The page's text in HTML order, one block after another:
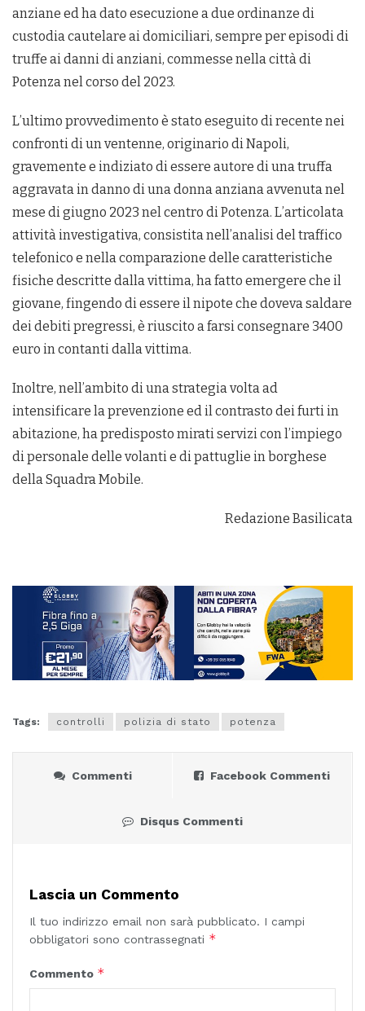
anziane ed ha dato esecuzione a due ordinanze di
custodia cautelare ai domiciliari, sempre per episodi di
truffe ai danni di anziani, commesse nella città di
Potenza nel corso del 2023.
L’ultimo provvedimento è stato eseguito di recente nei
confronti di un ventenne, originario di Napoli,
gravemente e indiziato di essere autore di una truffa
aggravata in danno di una donna anziana avvenuta nel
mese di giugno 2023 nel centro di Potenza. L’articolata
attività investigativa, consistita nell’analisi del traffico
telefonico e nella comparazione delle caratteristiche
fisiche descritte dalla vittima, ha fatto emergere che il
giovane, fingendo di essere il nipote che doveva saldare
dei debiti pregressi, è riuscito a farsi consegnare 3400
euro in contanti dalla vittima.
Inoltre, nell’ambito di una strategia volta ad
intensificare la prevenzione ed il contrasto dei furti in
abitazione, ha predisposto mirati servizi con l’impiego
di personale delle volanti e di pattuglie in borghese
della Squadra Mobile.
Redazione Basilicata
Tags: controlli polizia di stato potenza
Commenti Facebook Commenti
Disqus Commenti
Lascia un Commento
Il tuo indirizzo email non sarà pubblicato. I campi
obbligatori sono contrassegnati *
Commento *